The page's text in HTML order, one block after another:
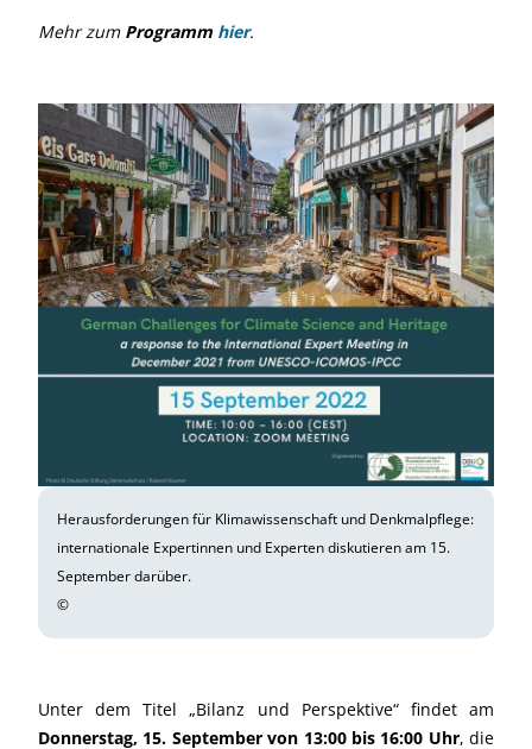
Mehr zum Programm hier.
Herausforderungen für Klimawissenschaft und Denkmalpflege:
internationale Expertinnen und Experten diskutieren am 15.
September darüber.
©
Unter dem Titel „Bilanz und Perspektive“ findet am
Donnerstag, 15. September von 13:00 bis 16:00 Uhr, die